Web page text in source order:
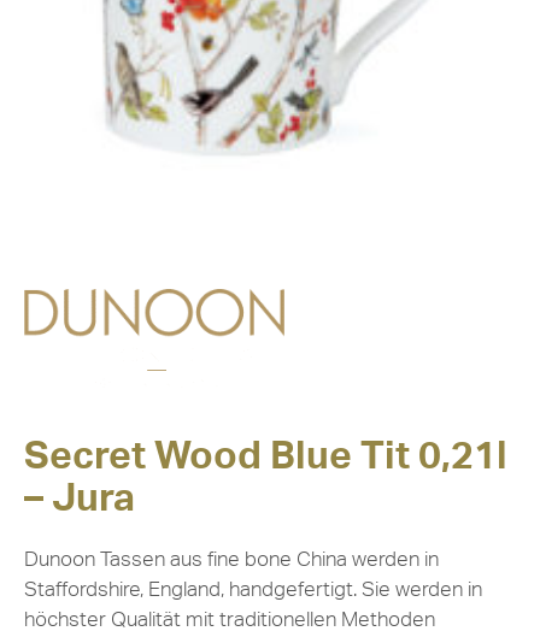
Secret Wood Blue Tit 0,21l
– Jura
Dunoon Tassen aus fine bone China werden in
Staffordshire, England, handgefertigt. Sie werden in
höchster Qualität mit traditionellen Methoden